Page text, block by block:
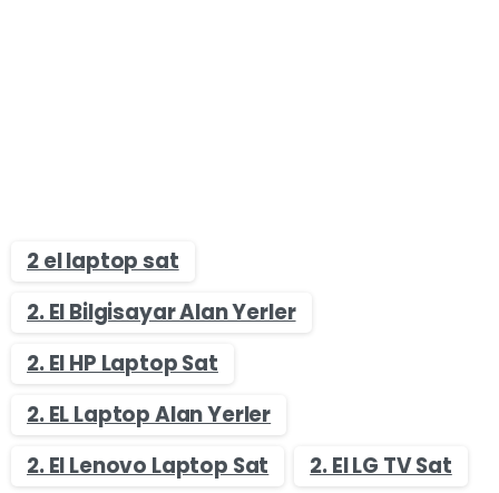
2 el laptop sat
2. El Bilgisayar Alan Yerler
2. El HP Laptop Sat
2. EL Laptop Alan Yerler
2. El Lenovo Laptop Sat
2. El LG TV Sat